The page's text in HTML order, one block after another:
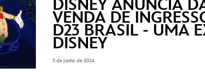
DISNEY ANUNCIA
VENDA DE
D23 BRASIL - UMA
DISNEY
3 de junho de 2024